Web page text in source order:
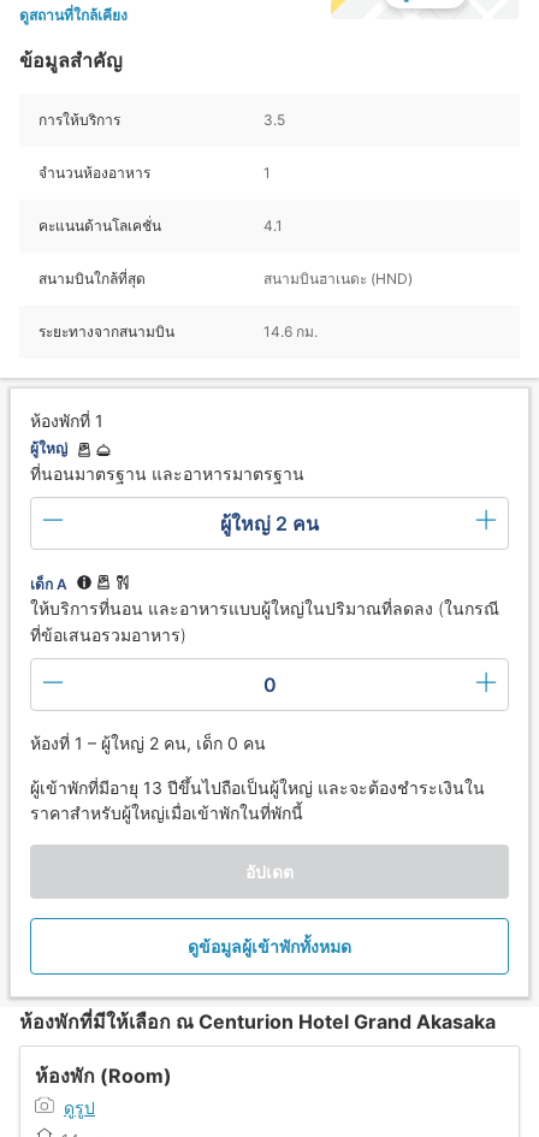
ดูสถานที่ใกล้เคียง
ข้อมูลสำคัญ
การให้บริการ 3.5
จำนวนห้องอาหาร 1
คะแนนด้านโลเคชั่น 4.1
สนามบินใกล้ที่สุด สนามบินฮาเนดะ (HND)
ระยะทางจากสนามบิน 14.6 กม.
ห้องพักที่ 1
ผู้ใหญ่
ที่นอนมาตรฐาน และอาหารมาตรฐาน
ผู้ใหญ่ 2 คน
เด็ก A
ให้บริการที่นอน และอาหารแบบผู้ใหญ่ในปริมาณที่ลดลง (ในกรณี
ที่ข้อเสนอรวมอาหาร)
0
ห้องที่ 1 – ผู้ใหญ่ 2 คน, เด็ก 0 คน
ผู้เข้าพักที่มีอายุ 13 ปีขึ้นไปถือเป็นผู้ใหญ่ และจะต้องชำระเงินใน
ราคาสำหรับผู้ใหญ่เมื่อเข้าพักในที่พักนี้
อัปเดต
ดูข้อมูลผู้เข้าพักทั้งหมด
ห้องพักที่มีให้เลือก ณ Centurion Hotel Grand Akasaka
ห้องพัก (Room)
ดูรูป